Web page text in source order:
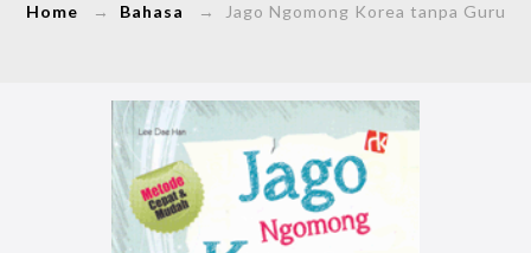
Home → Bahasa → Jago Ngomong Korea tanpa Guru